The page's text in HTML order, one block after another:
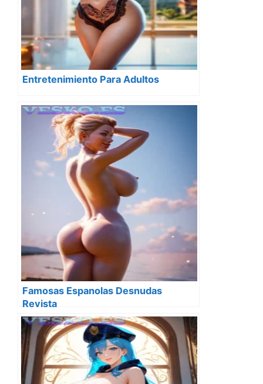
Entretenimiento Para Adultos
Famosas Espanolas Desnudas
Revista